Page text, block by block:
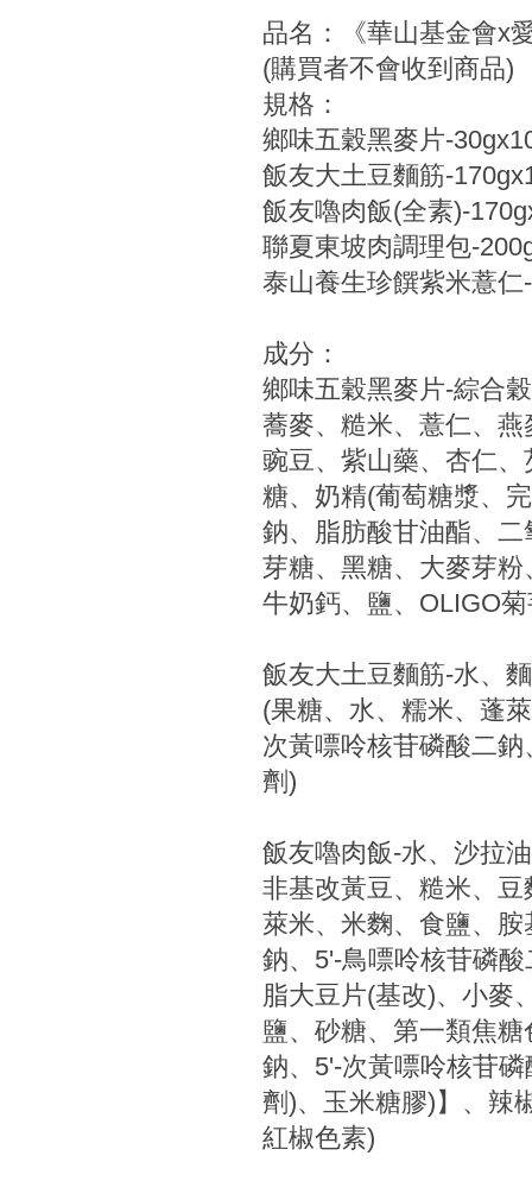
品名：《華山基金會x
(購買者不會收到商品)
規格：
鄉味五穀黑麥片-
飯友大土豆麵筋-
飯友嚕肉飯(全素)-
聯夏東坡肉調理包-
泰山養生珍饌紫米薏仁
成分：
鄉味五穀黑麥片-綜合
蕎麥、糙米、薏仁、
豌豆、紫山藥、杏仁
糖、奶精(葡萄糖漿、
鈉、脂肪酸甘油酯、
芽糖、黑糖、大麥芽
牛奶鈣、鹽、OLIGO
飯友大土豆麵筋-水、
(果糖、水、糯米、蓬
次黃嘌呤核苷磷酸二
劑)
飯友嚕肉飯-水、沙拉
非基改黃豆、糙米、
萊米、米麴、食鹽、
鈉、5'-鳥嘌呤核苷磷
脂大豆片(基改)、小麥
鹽、砂糖、第一類焦
鈉、5'-次黃嘌呤核苷
劑)、玉米糖膠)】、辣
紅椒色素)